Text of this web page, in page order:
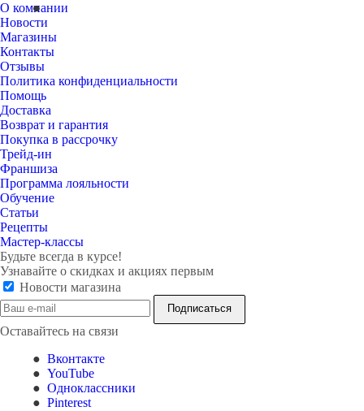
О компании
Новости
Магазины
Контакты
Отзывы
Политика конфиденциальности
Помощь
Доставка
Возврат и гарантия
Покупка в рассрочку
Трейд-ин
Франшиза
Программа лояльности
Обучение
Статьи
Рецепты
Мастер-классы
Будьте всегда в курсе!
Узнавайте о скидках и акциях первым
Новости магазина
Оставайтесь на связи
Вконтакте
YouTube
Одноклассники
Pinterest